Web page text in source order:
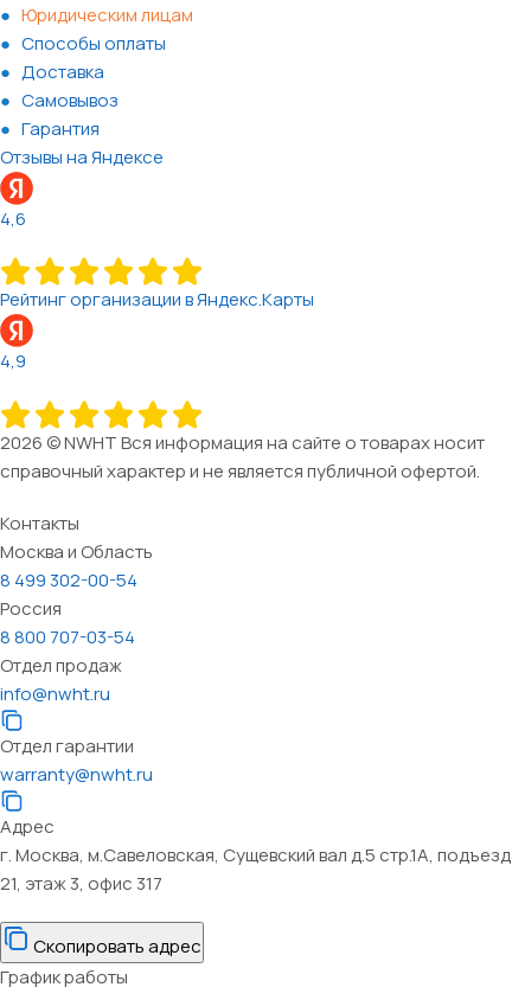
Юридическим лицам
Способы оплаты
Доставка
Самовывоз
Гарантия
Отзывы на Яндексе
4,6
Рейтинг организации в Яндекс.Карты
4,9
2026 © NWHT Вся информация на сайте о товарах носит
справочный характер и не является публичной офертой.
Контакты
Москва и Область
8 499 302-00-54
Россия
8 800 707-03-54
Отдел продаж
info@nwht.ru
Отдел гарантии
warranty@nwht.ru
Адрес
г. Москва, м.Савеловская, Сущевский вал д.5 стр.1А, подъезд
21, этаж 3, офис 317
Скопировать адрес
График работы